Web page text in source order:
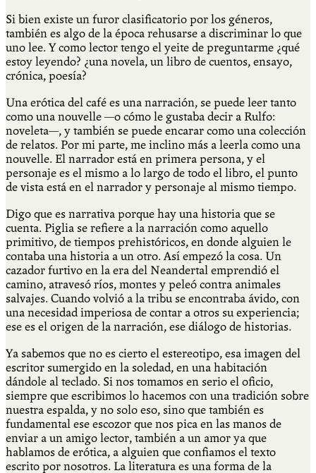
Si bien existe un furor clasificatorio por los géneros,
también es algo de la época rehusarse a discriminar lo que
uno lee. Y como lector tengo el yeite de preguntarme ¿qué
estoy leyendo? ¿una novela, un libro de cuentos, ensayo,
crónica, poesía?
Una erótica del café es una narración, se puede leer tanto
como una nouvelle —o cómo le gustaba decir a Rulfo:
noveleta—, y también se puede encarar como una colección
de relatos. Por mi parte, me inclino más a leerla como una
nouvelle. El narrador está en primera persona, y el
personaje es el mismo a lo largo de todo el libro, el punto
de vista está en el narrador y personaje al mismo tiempo.
Digo que es narrativa porque hay una historia que se
cuenta. Piglia se refiere a la narración como aquello
primitivo, de tiempos prehistóricos, en donde alguien le
contaba una historia a un otro. Así empezó la cosa. Un
cazador furtivo en la era del Neandertal emprendió el
camino, atravesó ríos, montes y peleó contra animales
salvajes. Cuando volvió a la tribu se encontraba ávido, con
una necesidad imperiosa de contar a otros su experiencia;
ese es el origen de la narración, ese diálogo de historias.
Ya sabemos que no es cierto el estereotipo, esa imagen del
escritor sumergido en la soledad, en una habitación
dándole al teclado. Si nos tomamos en serio el oficio,
siempre que escribimos lo hacemos con una tradición sobre
nuestra espalda, y no solo eso, sino que también es
fundamental ese escozor que nos pica en las manos de
enviar a un amigo lector, también a un amor ya que
hablamos de erótica, a alguien que confiamos el texto
escrito por nosotros. La literatura es una forma de la